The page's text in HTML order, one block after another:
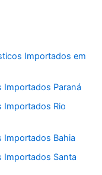
Importados em
Importados Paraná
Importados Rio
Importados Bahia
Importados Santa